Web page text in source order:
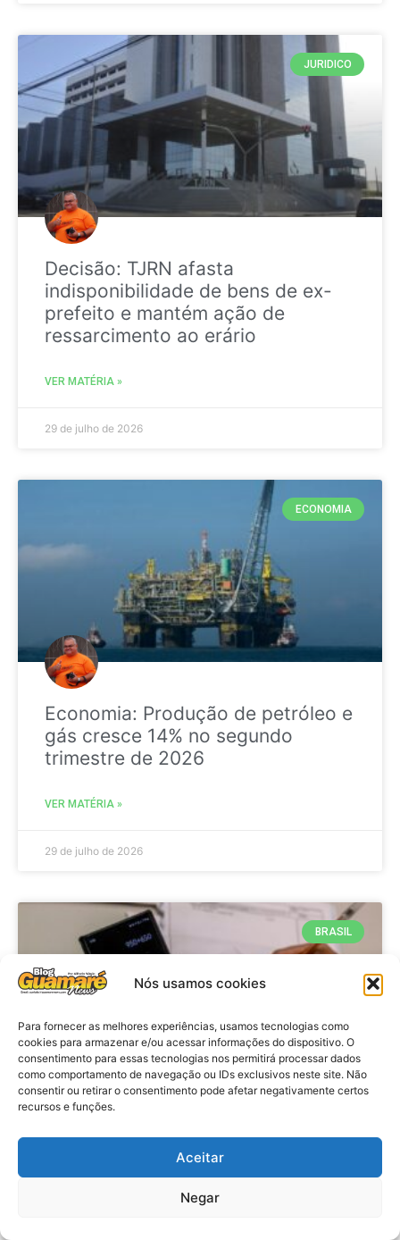
Nós usamos cookies
Para fornecer as melhores experiências, usamos tecnologias como
cookies para armazenar e/ou acessar informações do dispositivo. O
consentimento para essas tecnologias nos permitirá processar dados
como comportamento de navegação ou IDs exclusivos neste site. Não
consentir ou retirar o consentimento pode afetar negativamente certos
recursos e funções.
Aceitar
Negar
JURIDICO
Decisão: TJRN afasta
indisponibilidade de bens de ex-
prefeito e mantém ação de
ressarcimento ao erário
VER MATÉRIA »
29 de julho de 2026
ECONOMIA
Economia: Produção de petróleo e
gás cresce 14% no segundo
trimestre de 2026
VER MATÉRIA »
29 de julho de 2026
BRASIL
Economia: Prazo de adesão ao
Programa Desenrola 2.0 é
prorrogado